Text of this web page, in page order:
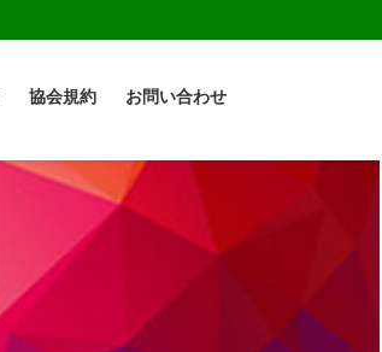
協会規約 お問い合わせ